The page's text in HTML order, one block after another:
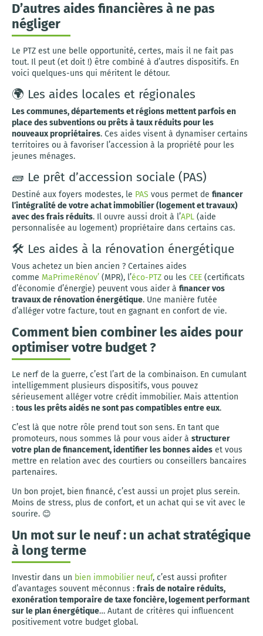
D’autres aides financières à ne pas
négliger
Le PTZ est une belle opportunité, certes, mais il ne fait pas
tout. Il peut (et doit !) être combiné à d’autres dispositifs. En
voici quelques-uns qui méritent le détour.
🌍 Les aides locales et régionales
Les communes, départements et régions mettent parfois en
place des subventions ou prêts à taux réduits pour les
nouveaux propriétaires. Ces aides visent à dynamiser certains
territoires ou à favoriser l’accession à la propriété pour les
jeunes ménages.
🧱 Le prêt d’accession sociale (PAS)
Destiné aux foyers modestes, le PAS vous permet de financer
l’intégralité de votre achat immobilier (logement et travaux)
avec des frais réduits. Il ouvre aussi droit à l’APL (aide
personnalisée au logement) propriétaire dans certains cas.
🛠️ Les aides à la rénovation énergétique
Vous achetez un bien ancien ? Certaines aides
comme MaPrimeRénov’ (MPR), l’éco-PTZ ou les CEE (certificats
d’économie d’énergie) peuvent vous aider à financer vos
travaux de rénovation énergétique. Une manière futée
d’alléger votre facture, tout en gagnant en confort de vie.
Comment bien combiner les aides pour
optimiser votre budget ?
Le nerf de la guerre, c’est l’art de la combinaison. En cumulant
intelligemment plusieurs dispositifs, vous pouvez
sérieusement alléger votre crédit immobilier. Mais attention
: tous les prêts aidés ne sont pas compatibles entre eux.
C’est là que notre rôle prend tout son sens. En tant que
promoteurs, nous sommes là pour vous aider à structurer
votre plan de financement, identifier les bonnes aides et vous
mettre en relation avec des courtiers ou conseillers bancaires
partenaires.
Un bon projet, bien financé, c’est aussi un projet plus serein.
Moins de stress, plus de confort, et un achat qui se vit avec le
sourire. 😊
Un mot sur le neuf : un achat stratégique
à long terme
Investir dans un bien immobilier neuf, c’est aussi profiter
d’avantages souvent méconnus : frais de notaire réduits,
exonération temporaire de taxe foncière, logement performant
sur le plan énergétique… Autant de critères qui influencent
positivement votre budget global.